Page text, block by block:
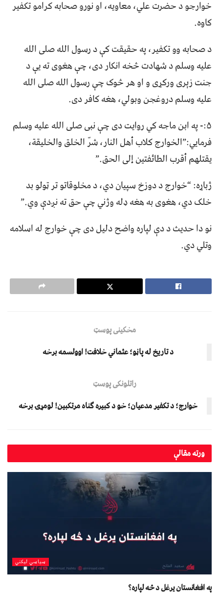
خوارجو د حضرت علي، معاویه، او نورو صحابه کرامو تکفیر
کاوه.
د صحابه وو تکفیر، په حقیقت کې د رسول الله صلی الله
علیه وسلم د شهادت څخه انکار دی، چې هغوی ته یې د
جنت زېری ورکړی و او هر څوک چې رسول الله صلی الله
علیه وسلم دروغجن وبولي، هغه کافر دی.
۵:- په ابن ماجه کي روايت دی چې نبی صلی الله علیه وسلم
فرمايي:”الخوارج كلاب أهل النار، شرّ الخلق والخليقة،
يقتلهم أقرب الطائفتين إلى الحق.”
ژباړه: “خوارج د دوزخ سپيان دي، د مخلوقاتو تر ټولو بد
خلک دي، هغوی به هغه ډله وژني چې حق ته نږدې وي.”
نو دا حدیث د دې لپاره واضح دلیل دی چې خوارج له اسلامه
وتلي دي.
مخکینی پوسټ
د تاریخ له پاڼو؛ عثماني خلافت! اوولسمه برخه
راتلونکی پوسټ
خوارج؛ د تکفیر مدعیان؛ خو د کبیره ګناه مرتکبین! لومړۍ برخه
ورتهمقالې
سیاسي لیکني
په افغانستان یرغل د څه لپاره؟